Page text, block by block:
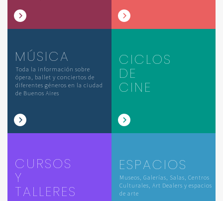
MÚSICA
Toda la información sobre
ópera, ballet y conciertos de
diferentes géneros en la ciudad
de Buenos Aires
CICLOS
DE
CINE
CURSOS
Y
TALLERES
ESPACIOS
Museos, Galerías, Salas, Centros
Culturales, Art Dealers y espacios
de arte